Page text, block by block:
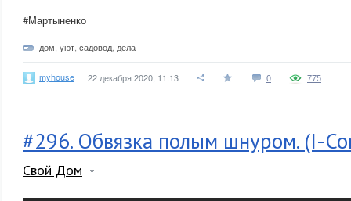
#Мартыненко
дом уют садовод дела
myhouse 22 декабря 2020, 11:13 0 775
#296. Обвязка полым шнуром. (I-
Свой Дом